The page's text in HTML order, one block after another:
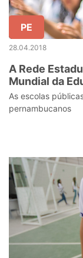
PE
28.04.2018
A Rede
Mundial da
As escolas
pernambucanos